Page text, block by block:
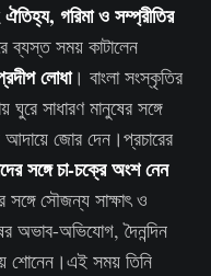
ঐতিহ্য, গরিমা ও সম্প্রীতির
ব্যস্ত সময় কাটালেন
লোধা। বাংলা সংস্কৃতির
সাধারণ মানুষের সঙ্গে
জোর দেন।প্রচারের
সঙ্গে চা-চক্রে অংশ নেন
সঙ্গে সৌজন্য সাক্ষাৎ ও
অভাব-অভিযোগ, দৈনন্দিন
শোনেন।এই সময় তিনি